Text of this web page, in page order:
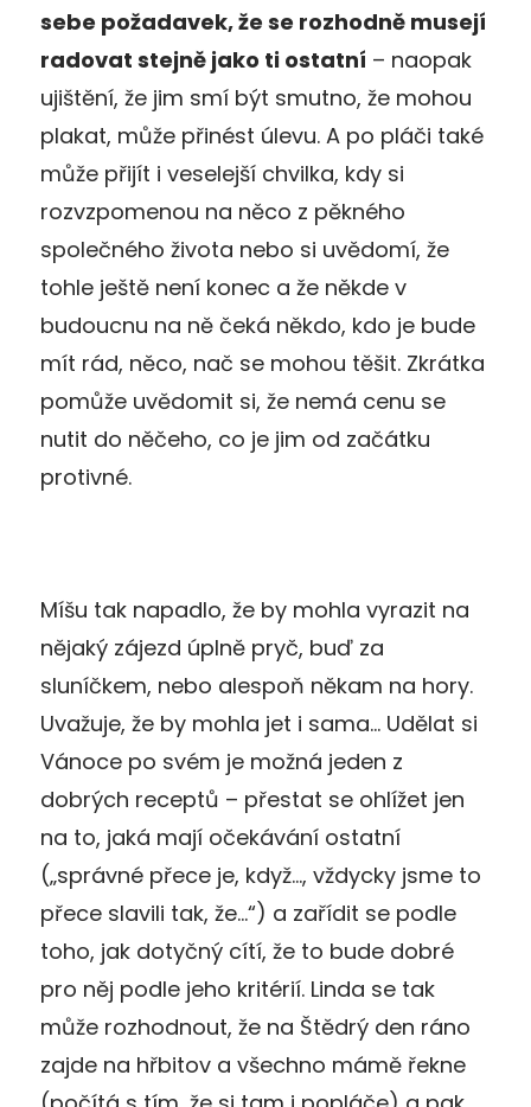
sebe požadavek, že se rozhodně musejí
radovat stejně jako ti ostatní – naopak
ujištění, že jim smí být smutno, že mohou
plakat, může přinést úlevu. A po pláči také
může přijít i veselejší chvilka, kdy si
rozvzpomenou na něco z pěkného
společného života nebo si uvědomí, že
tohle ještě není konec a že někde v
budoucnu na ně čeká někdo, kdo je bude
mít rád, něco, nač se mohou těšit. Zkrátka
pomůže uvědomit si, že nemá cenu se
nutit do něčeho, co je jim od začátku
protivné.
Míšu tak napadlo, že by mohla vyrazit na
nějaký zájezd úplně pryč, buď za
sluníčkem, nebo alespoň někam na hory.
Uvažuje, že by mohla jet i sama… Udělat si
Vánoce po svém je možná jeden z
dobrých receptů – přestat se ohlížet jen
na to, jaká mají očekávání ostatní
(„správné přece je, když…, vždycky jsme to
přece slavili tak, že…“) a zařídit se podle
toho, jak dotyčný cítí, že to bude dobré
pro něj podle jeho kritérií. Linda se tak
může rozhodnout, že na Štědrý den ráno
zajde na hřbitov a všechno mámě řekne